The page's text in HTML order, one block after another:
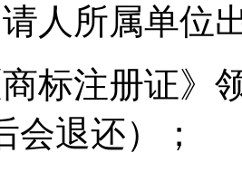
人所属单位
标注册证》
会退还）；